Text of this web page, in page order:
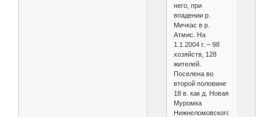
него, при
впадении р.
Мичкас в р.
Атмис. На
1.1.2004 г. – 98
хозяйств, 128
жителей.
Поселена во
второй половине
18 в. как д. Новая
Муромка
Нижнеломовского